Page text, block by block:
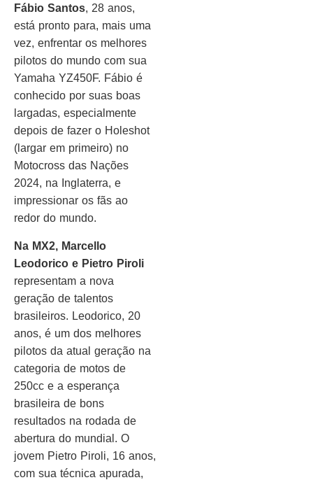
Fábio Santos, 28 anos,
está pronto para, mais uma
vez, enfrentar os melhores
pilotos do mundo com sua
Yamaha YZ450F. Fábio é
conhecido por suas boas
largadas, especialmente
depois de fazer o Holeshot
(largar em primeiro) no
Motocross das Nações
2024, na Inglaterra, e
impressionar os fãs ao
redor do mundo.
Na MX2, Marcello
Leodorico e Pietro Piroli
representam a nova
geração de talentos
brasileiros. Leodorico, 20
anos, é um dos melhores
pilotos da atual geração na
categoria de motos de
250cc e a esperança
brasileira de bons
resultados na rodada de
abertura do mundial. O
jovem Pietro Piroli, 16 anos,
com sua técnica apurada,